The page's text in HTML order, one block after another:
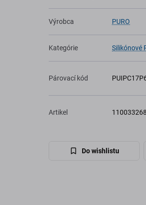
Výrobca PURO
Kategórie Silikónové
Párovací kód
Artikel
Do wishlistu